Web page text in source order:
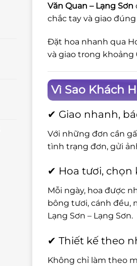
Văn Quan – Lạng Sơn
chắc tay và giao
Đặt hoa nhanh qua
và giao trong khoảng
Vì Sao Khách
✔ Giao nhanh,
Với những đơn cần
tình trạng đơn, gửi
✔ Hoa tươi, chọn
Mỗi ngày, hoa được
bông tươi, cánh đều,
Lạng Sơn – Lạng Sơn.
✔ Thiết kế theo
Không chỉ làm theo